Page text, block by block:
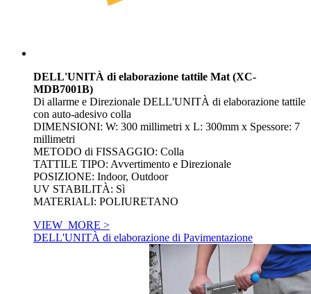
DELL'UNITÀ di elaborazione tattile Mat (XC-
MDB7001B)
Di allarme e Direzionale DELL'UNITÀ di elaborazione tattile
con auto-adesivo colla
DIMENSIONI: W: 300 millimetri x L: 300mm x Spessore: 7
millimetri
METODO di FISSAGGIO: Colla
TATTILE TIPO: Avvertimento e Direzionale
POSIZIONE: Indoor, Outdoor
UV STABILITÀ: Sì
MATERIALI: POLIURETANO
VIEW_MORE >
DELL'UNITÀ di elaborazione di Pavimentazione